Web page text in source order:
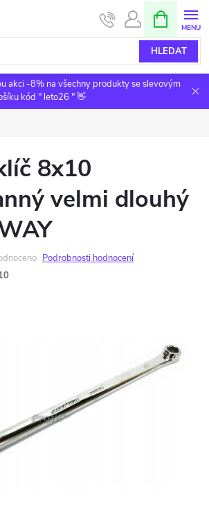
HLEDAT
NÁKUPNÍ
KOŠÍK
akci -8% na všechny produkty se slevovým
kód " leto26 " 👋
8x10
velmi dlouhý
Podrobnosti hodnocení